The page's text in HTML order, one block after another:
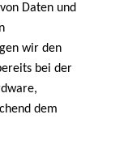
Daten und
wir den
bei der
dem